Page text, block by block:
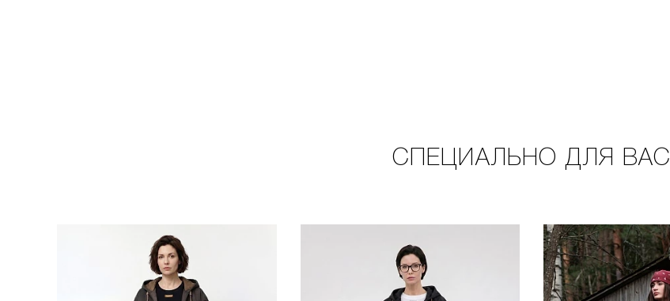
СПЕЦИАЛЬНО ДЛЯ ВАС